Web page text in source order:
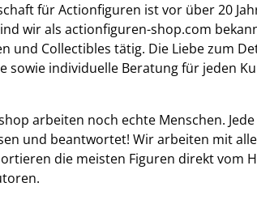
für Actionfiguren ist vor über 20
wir als actionfiguren-shop.com
und Collectibles tätig. Die Liebe zum
sowie individuelle Beratung für jeden
arbeiten noch echte Menschen.
und beantwortet! Wir arbeiten mit
die meisten Figuren direkt vom